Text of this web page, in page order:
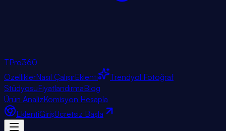
TPro360
ÖzelliklerNasıl ÇalışırEklenti
Trendyol Fotoğraf
StüdyosuFiyatlandırmaBlog
Ürün AnalizKomisyon Hesapla
EklentiGirişÜcretsiz Başla